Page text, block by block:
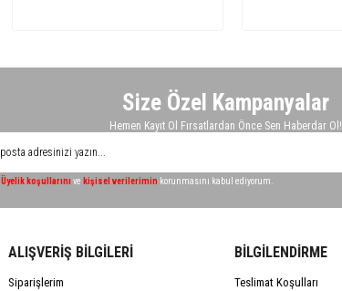
Size Özel Kampanyalar
Hemen Kayıt Ol Fırsatlardan Önce Sen Haberdar Ol!
Üyelik koşullarını ve kişisel verilerimin korunmasını kabul ediyorum.
ALIŞVERİŞ BİLGİLERİ
Siparişlerim
BİLGİLENDİRME
Teslimat Koşulları